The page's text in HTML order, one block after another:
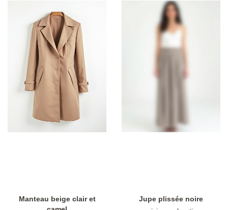
Manteau beige clair et
Jupe plissée noire